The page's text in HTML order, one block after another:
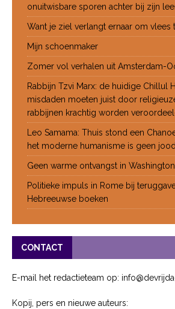
onuitwisbare sporen achter bij zijn
Want je ziel verlangt ernaar om vlees
Mijn schoenmaker
Zomer vol verhalen uit Amsterdam-
Rabbijn Tzvi Marx: de huidige Chillul
misdaden moeten juist door
rabbijnen krachtig worden
Leo Samama: Thuis stond een
het moderne humanisme is geen
Geen warme ontvangst in Washington
Politieke impuls in Rome bij
Hebreeuwse boeken
CONTACT
E-mail het redactieteam op:
Kopij, pers en nieuwe auteurs: